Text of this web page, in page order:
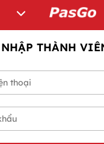
THÀNH